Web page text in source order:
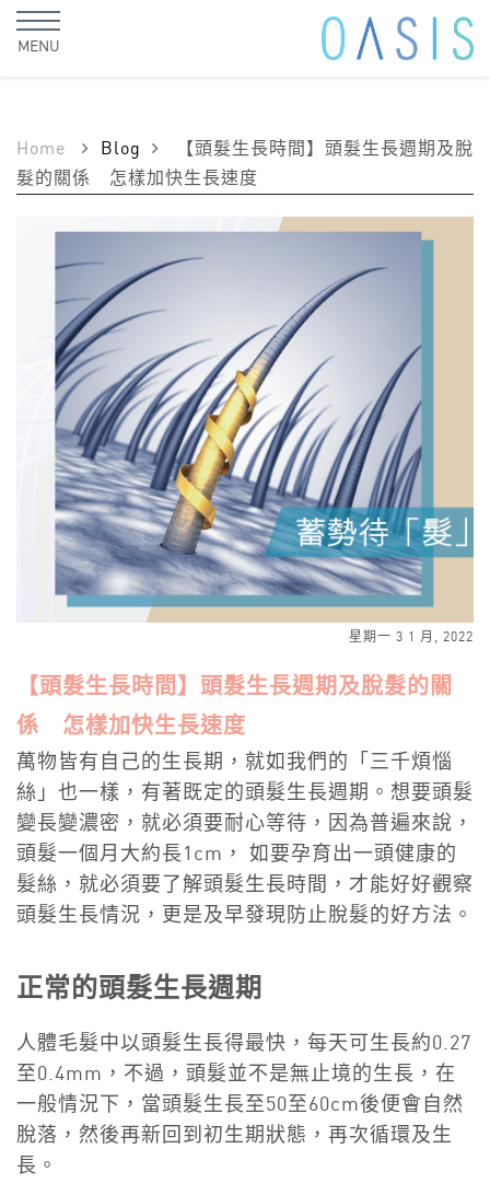
MENU
Home Blog
【頭髮生長時間】頭髮生長週期及脫
髮的關係 怎樣加快生長速度
星期一 3 1 月, 2022
【頭髮生長時間】頭髮生長週期及脫髮的關
係 怎樣加快生長速度
萬物皆有自己的生長期，就如我們的「三千煩惱
絲」也一樣，有著既定的頭髮生長週期。想要頭髮
變長變濃密，就必須要耐心等待，因為普遍來說，
頭髮一個月大約長1cm， 如要孕育出一頭健康的
髮絲，就必須要了解頭髮生長時間，才能好好觀察
頭髮生長情況，更是及早發現防止脫髮的好方法。
正常的頭髮生長週期
人體毛髮中以頭髮生長得最快，每天可生長約0.27
至0.4mm，不過，頭髮並不是無止境的生長，在
一般情況下，當頭髮生長至50至60cm後便會自然
脫落，然後再新回到初生期狀態，再次循環及生
長。